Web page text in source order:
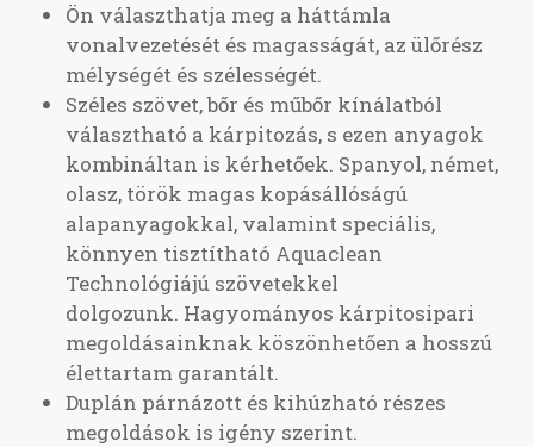
Ön választhatja meg a háttámla
vonalvezetését és magasságát, az ülőrész
mélységét és szélességét.
Széles szövet, bőr és műbőr kínálatból
választható a kárpitozás, s ezen anyagok
kombináltan is kérhetőek. Spanyol, német,
olasz, török magas kopásállóságú
alapanyagokkal, valamint speciális,
könnyen tisztítható Aquaclean
Technológiájú szövetekkel
dolgozunk. Hagyományos kárpitosipari
megoldásainknak köszönhetően a hosszú
élettartam garantált.
Duplán párnázott és kihúzható részes
megoldások is igény szerint.